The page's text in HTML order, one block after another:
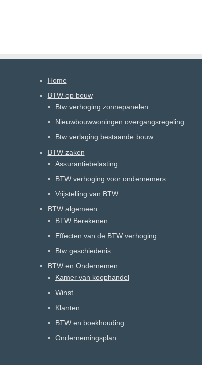
Home
BTW op bouw
Btw verhoging zonnepanelen
Nieuwbouwwoningen overgangsregeling
Btw verlaging bestaande bouw
BTW zaken
Assurantiebelasting
BTW verhoging voor ondernemers
Vrijstelling van BTW
BTW algemeen
BTW Berekenen
Effecten van de BTW verhoging
Btw geschiedenis
BTW en Ondernemen
Kamer van koophandel
Winst
Klanten
BTW en boekhouding
Ondernemingsplan